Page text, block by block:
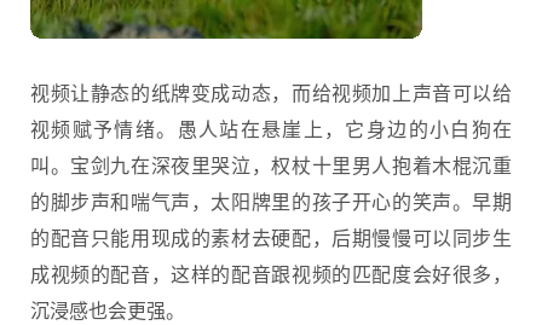
视频让静态的纸牌变成动态，而给视频加上声音可以给
视频赋予情绪。愚人站在悬崖上，它身边的小白狗在
叫。宝剑九在深夜里哭泣，权杖十里男人抱着木棍沉重
的脚步声和喘气声，太阳牌里的孩子开心的笑声。早期
的配音只能用现成的素材去硬配，后期慢慢可以同步生
成视频的配音，这样的配音跟视频的匹配度会好很多，
沉浸感也会更强。